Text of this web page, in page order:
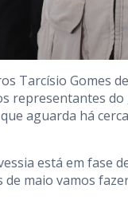
Tarcísio Gomes
representantes
aguarda há
está em fase
maio vamos